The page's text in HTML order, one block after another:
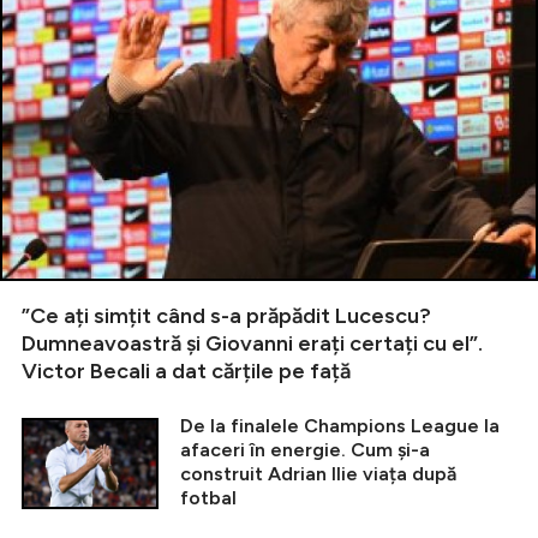
”Ce ați simțit când s-a prăpădit Lucescu?
Dumneavoastră și Giovanni erați certați cu el”.
Victor Becali a dat cărțile pe față
De la finalele Champions League la
afaceri în energie. Cum și-a
construit Adrian Ilie viața după
fotbal